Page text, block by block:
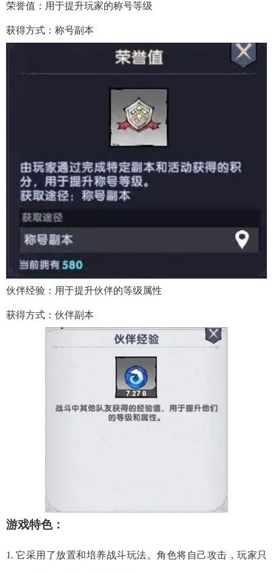
荣誉值：用于提升玩家的称号等级
获得方式：称号副本
伙伴经验：用于提升伙伴的等级属性
获得方式：伙伴副本
游戏特色：
1. 它采用了放置和培养战斗玩法。角色将自己攻击，玩家只